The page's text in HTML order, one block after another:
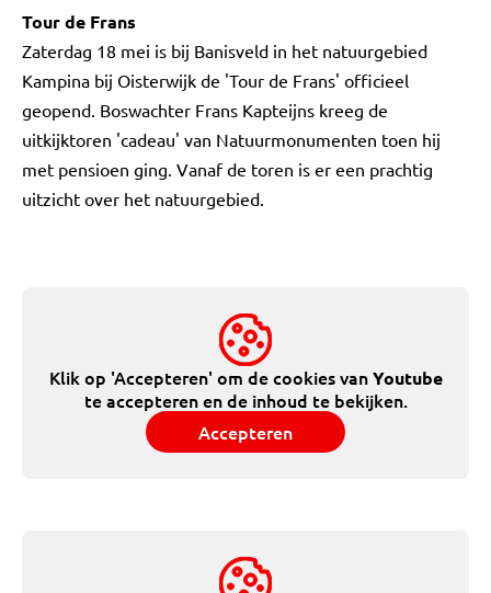
Tour de Frans
Zaterdag 18 mei is bij Banisveld in het natuurgebied
Kampina bij Oisterwijk de 'Tour de Frans' officieel
geopend. Boswachter Frans Kapteijns kreeg de
uitkijktoren 'cadeau' van Natuurmonumenten toen hij
met pensioen ging. Vanaf de toren is er een prachtig
uitzicht over het natuurgebied.
Klik op 'Accepteren' om de cookies vanYoutube
te accepteren en de inhoud te bekijken.
Accepteren